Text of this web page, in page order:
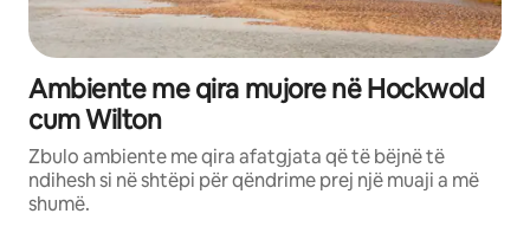
Ambiente me qira mujore në Hockwold
cum Wilton
Zbulo ambiente me qira afatgjata që të bëjnë të
ndihesh si në shtëpi për qëndrime prej një muaji a më
shumë.